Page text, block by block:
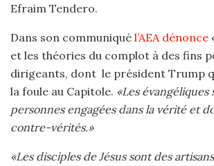
Efraim Tendero.
Dans son communiqué l’AEA dénonce
et les théories du complot à des fins
dirigeants, dont le président Trump
la foule au Capitole. «Les évangéliques
personnes engagées dans la vérité et
contre-vérités.»
«Les disciples de Jésus sont des